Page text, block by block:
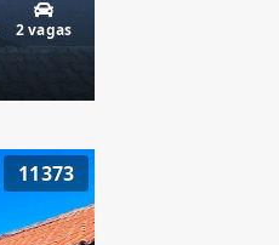
2 vagas
11373